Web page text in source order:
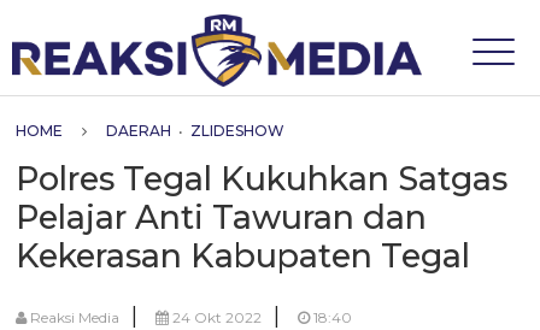
HOME DAERAH • ZLIDESHOW
Polres Tegal Kukuhkan Satgas
Pelajar Anti Tawuran dan
Kekerasan Kabupaten Tegal
Reaksi Media | 24 Okt 2022 | 18:40